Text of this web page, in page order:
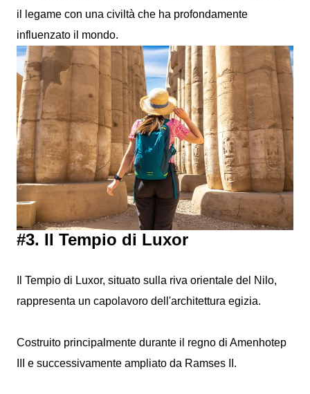
il legame con una civiltà che ha profondamente
influenzato il mondo.
#3. Il Tempio di Luxor
Il Tempio di Luxor, situato sulla riva orientale del Nilo,
rappresenta un capolavoro dell'architettura egizia.
Costruito principalmente durante il regno di Amenhotep
III e successivamente ampliato da Ramses II.